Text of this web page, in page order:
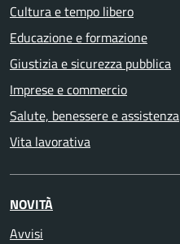
Cultura e tempo libero
Educazione e formazione
Giustizia e sicurezza pubblica
Imprese e commercio
Salute, benessere e assistenza
Vita lavorativa
NOVITÀ
Avvisi